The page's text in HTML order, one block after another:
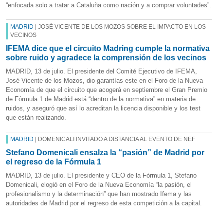
“enfocada solo a tratar a Cataluña como nación y a comprar voluntades”.
MADRID | JOSÉ VICENTE DE LOS MOZOS SOBRE EL IMPACTO EN LOS
VECINOS
IFEMA dice que el circuito Madring cumple la normativa
sobre ruido y agradece la comprensión de los vecinos
MADRID, 13 de julio. El presidente del Comité Ejecutivo de IFEMA,
José Vicente de los Mozos, dio garantías este en el Foro de la Nueva
Economía de que el circuito que acogerá en septiembre el Gran Premio
de Fórmula 1 de Madrid está “dentro de la normativa” en materia de
ruidos, y aseguró que así lo acreditan la licencia disponible y los test
que están realizando.
MADRID | DOMENICALI INVITADO A DISTANCIA AL EVENTO DE NEF
Stefano Domenicali ensalza la “pasión” de Madrid por
el regreso de la Fórmula 1
MADRID, 13 de julio. El presidente y CEO de la Fórmula 1, Stefano
Domenicali, elogió en el Foro de la Nueva Economía “la pasión, el
profesionalismo y la determinación” que han mostrado Ifema y las
autoridades de Madrid por el regreso de esta competición a la capital.